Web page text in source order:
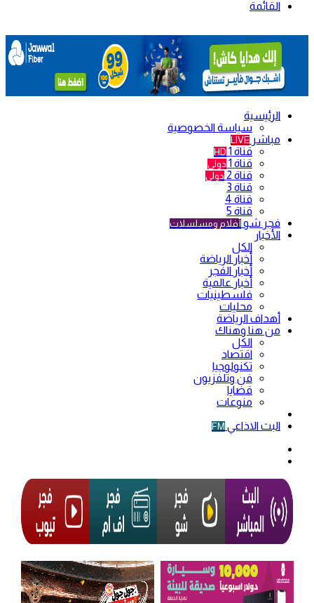
القائمة
الرئيسية
سياسة الخصوصية
مباشر LIVE
قناة 1 HD
قناة 1 دولي
قناة 2 دولي
قناة 3
قناة 4
قناة 5
فجر شو أفلام ومسلسلات
الأخبار
الكل
أخبار الرياضة
أخبار الفجر
أخبار عالمية
فلسطينيات
محليات
أهداف الرياضة
من هنا وهناك
الكل
اقتصاد
تكنولوجيا
فن وتلفزيون
قضايا
منوعات
البث الاذاعي FM